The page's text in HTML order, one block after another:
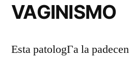
VAGINISMO
Esta patologГ­a la